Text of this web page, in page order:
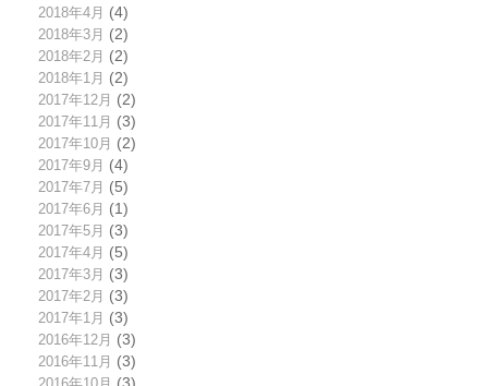
2018年4月 (4)
2018年3月 (2)
2018年2月 (2)
2018年1月 (2)
2017年12月 (2)
2017年11月 (3)
2017年10月 (2)
2017年9月 (4)
2017年7月 (5)
2017年6月 (1)
2017年5月 (3)
2017年4月 (5)
2017年3月 (3)
2017年2月 (3)
2017年1月 (3)
2016年12月 (3)
2016年11月 (3)